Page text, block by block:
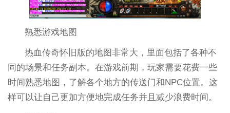
熟悉游戏地图
热血传奇怀旧版的地图非常大，里面包括了各种不
同的场景和任务副本。在游戏前期，玩家需要花费一些
时间熟悉地图，了解各个地方的传送门和NPC位置。这
样可以让自己更加方便地完成任务并且减少浪费时间。